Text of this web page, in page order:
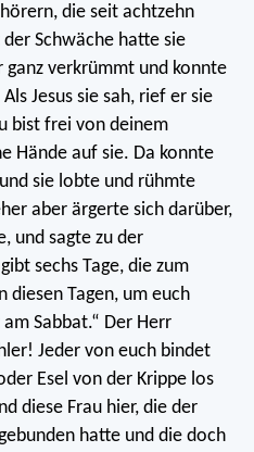
die seit achtzehn
Schwäche hatte sie
ganz verkrümmt und konnte
Jesus sie sah, rief er sie
bist frei von deinem
Hände auf sie. Da konnte
sie lobte und rühmte
aber ärgerte sich darüber,
und sagte zu der
sechs Tage, die zum
diesen Tagen, um euch
Sabbat.“ Der Herr
Jeder von euch bindet
Esel von der Krippe los
diese Frau hier, die der
hatte und die doch